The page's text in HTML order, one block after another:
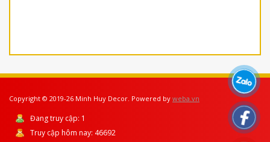
Copyright © 2019-26 Minh Huy Decor. Powered by weba.vn
Đang truy cập: 1
Truy cập hôm nay: 46692